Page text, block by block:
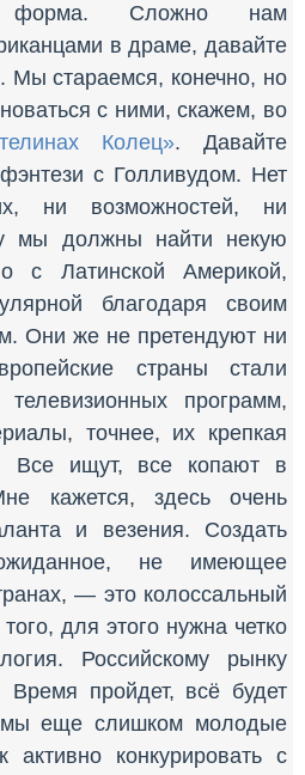
форма. Сложно нам
в драме, давайте
Мы стараемся, конечно, но
с ними, скажем, во
Колец». Давайте
с Голливудом. Нет
ни возможностей, ни
мы должны найти некую
с Латинской Америкой,
благодаря своим
Они же не претендуют ни
страны стали
программ,
точнее, их крепкая
Все ищут, все копают в
кажется, здесь очень
и везения. Создать
не имеющее
— это колоссальный
для этого нужна четко
Российскому рынку
Время пройдет, всё будет
мы еще слишком молодые
конкурировать с